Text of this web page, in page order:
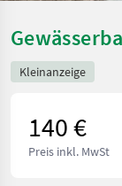
Kleinanzeige
140 €
Preis inkl. MwSt